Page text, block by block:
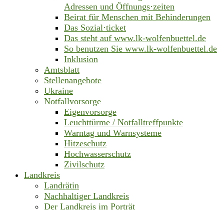
Adressen und Öffnungs·zeiten
Beirat für Menschen mit Behinderungen
Das Sozial·ticket
Das steht auf www.lk-wolfenbuettel.de
So benutzen Sie www.lk-wolfenbuettel.de
Inklusion
Amtsblatt
Stellenangebote
Ukraine
Notfallvorsorge
Eigenvorsorge
Leuchttürme / Notfalltreffpunkte
Warntag und Warnsysteme
Hitzeschutz
Hochwasserschutz
Zivilschutz
Landkreis
Landrätin
Nachhaltiger Landkreis
Der Landkreis im Porträt